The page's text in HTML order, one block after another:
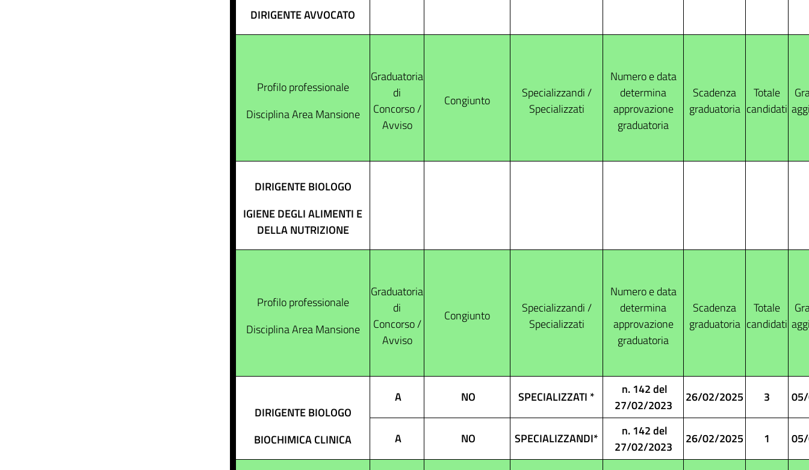
DIRIGENTE AVVOCATO
Profilo professionale
Disciplina Area Mansione
Graduatoria
di
Concorso /
Avviso
Congiunto
Specializzandi /
Specializzati
Numero e data
determina
approvazione
graduatoria
Scadenza
graduatoria
Totale
candidati
DIRIGENTE BIOLOGO
IGIENE DEGLI ALIMENTI E
DELLA NUTRIZIONE
Profilo professionale
Disciplina Area Mansione
Graduatoria
di
Concorso /
Avviso
Congiunto
Specializzandi /
Specializzati
Numero e data
determina
approvazione
graduatoria
Scadenza
graduatoria
Totale
candidati
DIRIGENTE BIOLOGO
BIOCHIMICA CLINICA
A NO SPECIALIZZATI *
n. 142 del
27/02/2023
26/02/2025 3
A NO SPECIALIZZANDI*
n. 142 del
27/02/2023
26/02/2025 1